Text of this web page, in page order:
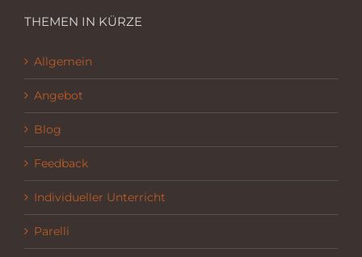
THEMEN IN KÜRZE
Allgemein
Angebot
Blog
Feedback
Individueller Unterricht
Parelli